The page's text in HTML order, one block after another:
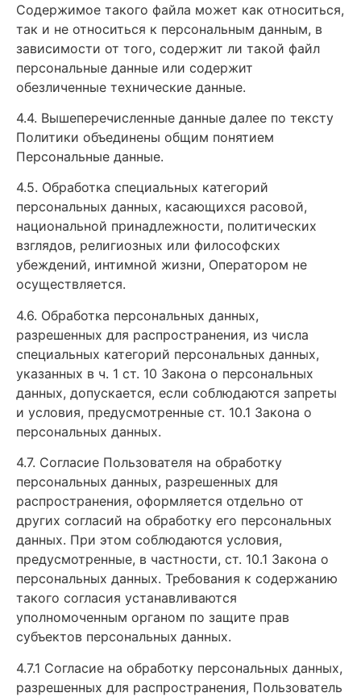
Содержимое такого файла может как относиться,
так и не относиться к персональным данным, в
зависимости от того, содержит ли такой файл
персональные данные или содержит
обезличенные технические данные.
4.4. Вышеперечисленные данные далее по тексту
Политики объединены общим понятием
Персональные данные.
4.5. Обработка специальных категорий
персональных данных, касающихся расовой,
национальной принадлежности, политических
взглядов, религиозных или философских
убеждений, интимной жизни, Оператором не
осуществляется.
4.6. Обработка персональных данных,
разрешенных для распространения, из числа
специальных категорий персональных данных,
указанных в ч. 1 ст. 10 Закона о персональных
данных, допускается, если соблюдаются запреты
и условия, предусмотренные ст. 10.1 Закона о
персональных данных.
4.7. Согласие Пользователя на обработку
персональных данных, разрешенных для
распространения, оформляется отдельно от
других согласий на обработку его персональных
данных. При этом соблюдаются условия,
предусмотренные, в частности, ст. 10.1 Закона о
персональных данных. Требования к содержанию
такого согласия устанавливаются
уполномоченным органом по защите прав
субъектов персональных данных.
4.7.1 Согласие на обработку персональных данных,
разрешенных для распространения, Пользователь